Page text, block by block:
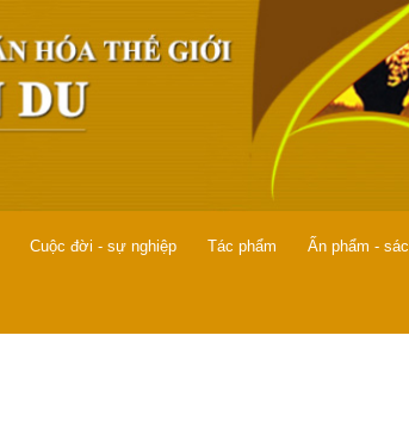
Cuộc đời - sự nghiệp Tác phẩm Ấn phẩm -